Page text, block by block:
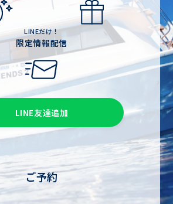
LINEだけ！
限定情報配信
LINE友達追加
ご予約